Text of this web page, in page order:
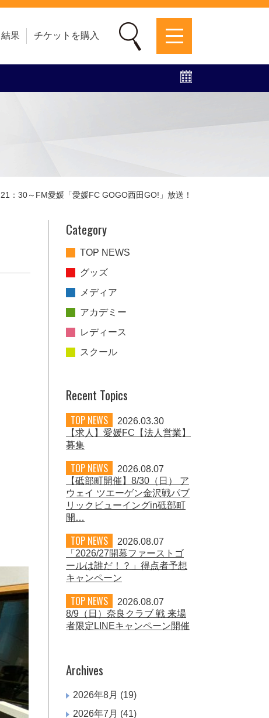
果 チケットを購入
：30～FM愛媛「愛媛FC GOGO西田GO!」放送！
Category
TOP NEWS
グッズ
メディア
アカデミー
レディース
スクール
Recent Topics
TOP NEWS
2026.03.30
【求人】愛媛FC【法人営業】
募集
TOP NEWS
2026.08.07
【砥部町開催】8/30（日） ア
ウェイ ツエーゲン金沢戦パブ
リックビューイングin砥部町
開…
TOP NEWS
2026.08.07
「2026/27開幕ファーストゴ
ールは誰だ！？」得点者予想
キャンペーン
TOP NEWS
2026.08.07
8/9（日）奈良クラブ 戦 来場
者限定LINEキャンペーン開催
Archives
2026年8月 (19)
2026年7月 (41)